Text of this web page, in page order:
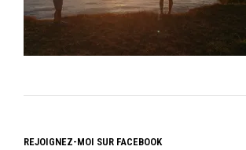
REJOIGNEZ-MOI SUR FACEBOOK